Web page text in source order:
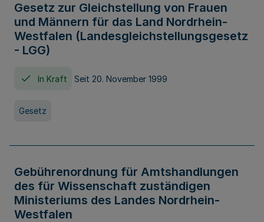
Gesetz zur Gleichstellung von Frauen
und Männern für das Land Nordrhein-
Westfalen (Landesgleichstellungsgesetz
- LGG)
In Kraft Seit 20. November 1999
Gesetz
Gebührenordnung für Amtshandlungen
des für Wissenschaft zuständigen
Ministeriums des Landes Nordrhein-
Westfalen